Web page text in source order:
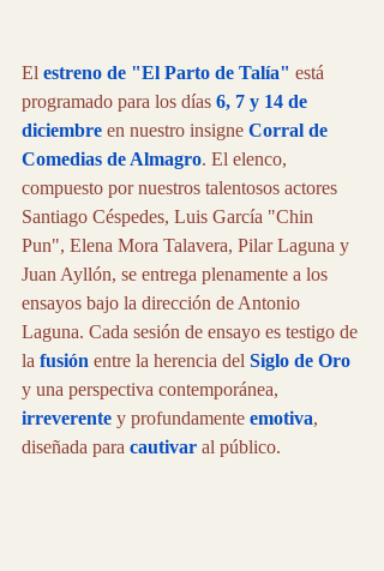
El estreno de "El Parto de Talía" está
programado para los días 6, 7 y 14 de
diciembre en nuestro insigne Corral de
Comedias de Almagro. El elenco,
compuesto por nuestros talentosos actores
Santiago Céspedes, Luis García "Chin
Pun", Elena Mora Talavera, Pilar Laguna y
Juan Ayllón, se entrega plenamente a los
ensayos bajo la dirección de Antonio
Laguna. Cada sesión de ensayo es testigo de
la fusión entre la herencia del Siglo de Oro
y una perspectiva contemporánea,
irreverente y profundamente emotiva,
diseñada para cautivar al público.